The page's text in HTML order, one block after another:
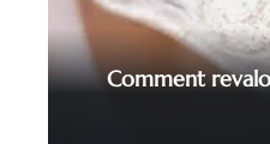
Comment